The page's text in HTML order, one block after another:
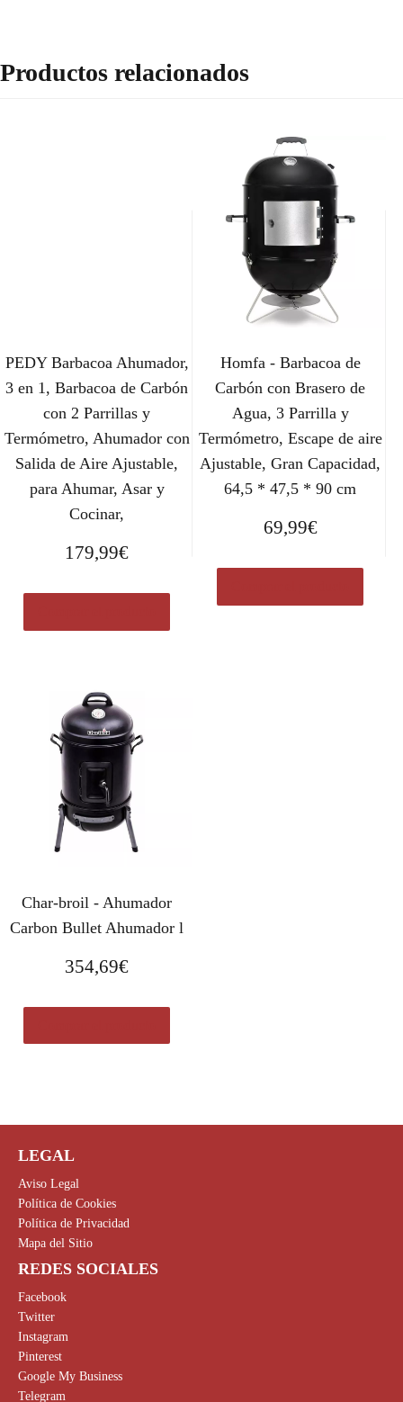
Productos relacionados
PEDY Barbacoa Ahumador,
3 en 1, Barbacoa de Carbón
con 2 Parrillas y
Termómetro, Ahumador con
Salida de Aire Ajustable,
para Ahumar, Asar y
Cocinar,
179,99€
Homfa - Barbacoa de
Carbón con Brasero de
Agua, 3 Parrilla y
Termómetro, Escape de aire
Ajustable, Gran Capacidad,
64,5 * 47,5 * 90 cm
69,99€
Char-broil - Ahumador
Carbon Bullet Ahumador l
354,69€
LEGAL
Aviso Legal
Política de Cookies
Política de Privacidad
Mapa del Sitio
REDES SOCIALES
Facebook
Twitter
Instagram
Pinterest
Google My Business
Telegram